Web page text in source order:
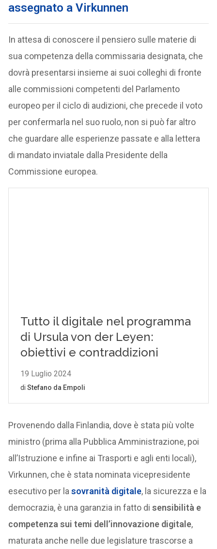
assegnato a Virkunnen
In attesa di conoscere il pensiero sulle materie di
sua competenza della commissaria designata, che
dovrà presentarsi insieme ai suoi colleghi di fronte
alle commissioni competenti del Parlamento
europeo per il ciclo di audizioni, che precede il voto
per confermarla nel suo ruolo, non si può far altro
che guardare alle esperienze passate e alla lettera
di mandato inviatale dalla Presidente della
Commissione europea.
Provenendo dalla Finlandia, dove è stata più volte
ministro (prima alla Pubblica Amministrazione, poi
all’Istruzione e infine ai Trasporti e agli enti locali),
Virkunnen, che è stata nominata vicepresidente
esecutivo per lasovranità digitale, la sicurezza e la
democrazia, è una garanzia in fatto disensibilità e
competenza sui temi dell’innovazione digitale,
maturata anche nelle due legislature trascorse a